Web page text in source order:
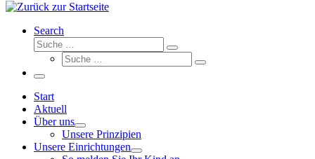
Search
Suche
Suche
Suche
Suche
Menü
Start
Aktuell
Über uns
Unsere Prinzipien
Unsere Einrichtungen